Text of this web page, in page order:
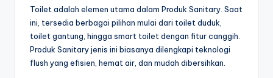
Toilet adalah elemen utama dalam Produk Sanitary. Saat
ini, tersedia berbagai pilihan mulai dari toilet duduk,
toilet gantung, hingga smart toilet dengan fitur canggih.
Produk Sanitary jenis ini biasanya dilengkapi teknologi
flush yang efisien, hemat air, dan mudah dibersihkan.